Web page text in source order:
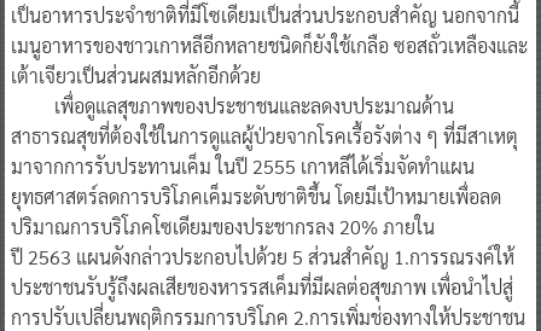
เป็นอาหารประจำชาติที่มีโซเดียมเป็นส่วนประกอบสำคัญ นอกจากนี้
เมนูอาหารของชาวเกาหลีอีกหลายชนิดก็ยังใช้เกลือ ซอสถั่วเหลืองและ
เต้าเจียวเป็นส่วนผสมหลักอีกด้วย
เพื่อดูแลสุขภาพของประชาชนและลดงบประมาณด้าน
สาธารณสุขที่ต้องใช้ในการดูแลผู้ป่วยจากโรคเรื้อรังต่าง ๆ ที่มีสาเหตุ
มาจากการรับประทานเค็ม ในปี 2555 เกาหลีได้เริ่มจัดทำแผน
ยุทธศาสตร์ลดการบริโภคเค็มระดับชาติขึ้น โดยมีเป้าหมายเพื่อลด
ปริมาณการบริโภคโซเดียมของประชากรลง 20% ภายใน
ปี 2563 แผนดังกล่าวประกอบไปด้วย 5 ส่วนสำคัญ 1.การรณรงค์ให้
ประชาชนรับรู้ถึงผลเสียของหารรสเค็มที่มีผลต่อสุขภาพ เพื่อนำไปสู่
การปรับเปลี่ยนพฤติกรรมการบริโภค 2.การเพิ่มช่องทางให้ประชาชน